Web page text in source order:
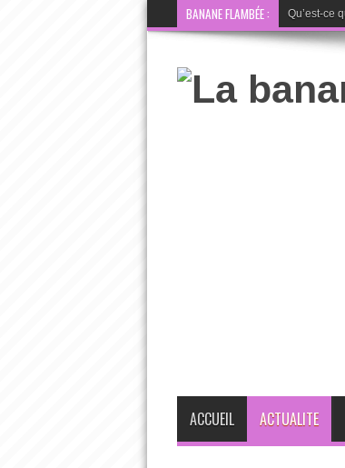
BANANE FLAMBÉE : Qu’est-ce
ACCUEIL ACTUALITE